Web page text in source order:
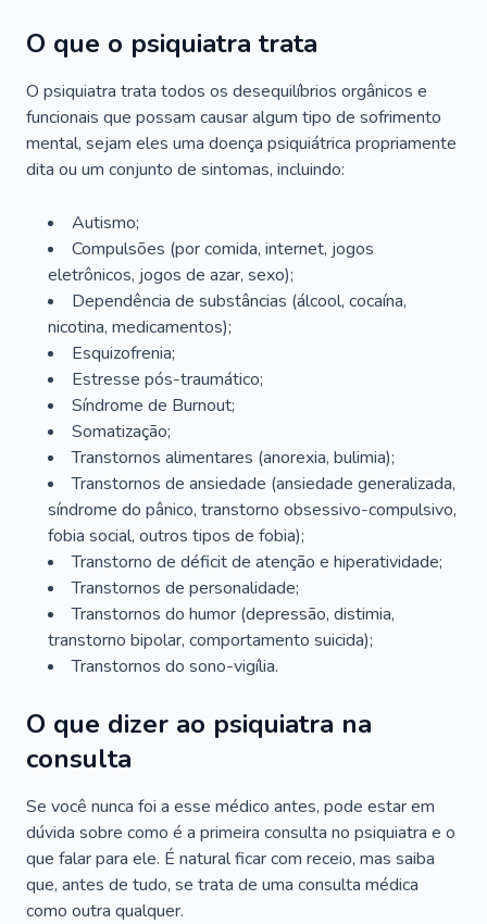
O que o psiquiatra trata
O psiquiatra trata todos os desequilíbrios orgânicos e
funcionais que possam causar algum tipo de sofrimento
mental, sejam eles uma doença psiquiátrica propriamente
dita ou um conjunto de sintomas, incluindo:
Autismo;
Compulsões (por comida, internet, jogos
eletrônicos, jogos de azar, sexo);
Dependência de substâncias (álcool, cocaína,
nicotina, medicamentos);
Esquizofrenia;
Estresse pós-traumático;
Síndrome de Burnout;
Somatização;
Transtornos alimentares (anorexia, bulimia);
Transtornos de ansiedade (ansiedade generalizada,
síndrome do pânico, transtorno obsessivo-compulsivo,
fobia social, outros tipos de fobia);
Transtorno de déficit de atenção e hiperatividade;
Transtornos de personalidade;
Transtornos do humor (depressão, distimia,
transtorno bipolar, comportamento suicida);
Transtornos do sono-vigília.
O que dizer ao psiquiatra na
consulta
Se você nunca foi a esse médico antes, pode estar em
dúvida sobre como é a primeira consulta no psiquiatra e o
que falar para ele. É natural ficar com receio, mas saiba
que, antes de tudo, se trata de uma consulta médica
como outra qualquer.